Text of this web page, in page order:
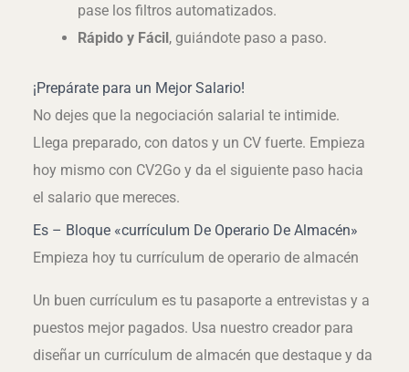
pase los filtros automatizados.
Rápido y Fácil , guiándote paso a paso.
¡Prepárate para un Mejor Salario!
No dejes que la negociación salarial te intimide.
Llega preparado, con datos y un CV fuerte. Empieza
hoy mismo con CV2Go y da el siguiente paso hacia
el salario que mereces.
Es – Bloque «currículum De Operario De Almacén»
Empieza hoy tu currículum de operario de almacén
Un buen currículum es tu pasaporte a entrevistas y a
puestos mejor pagados. Usa nuestro creador para
diseñar un currículum de almacén que destaque y da